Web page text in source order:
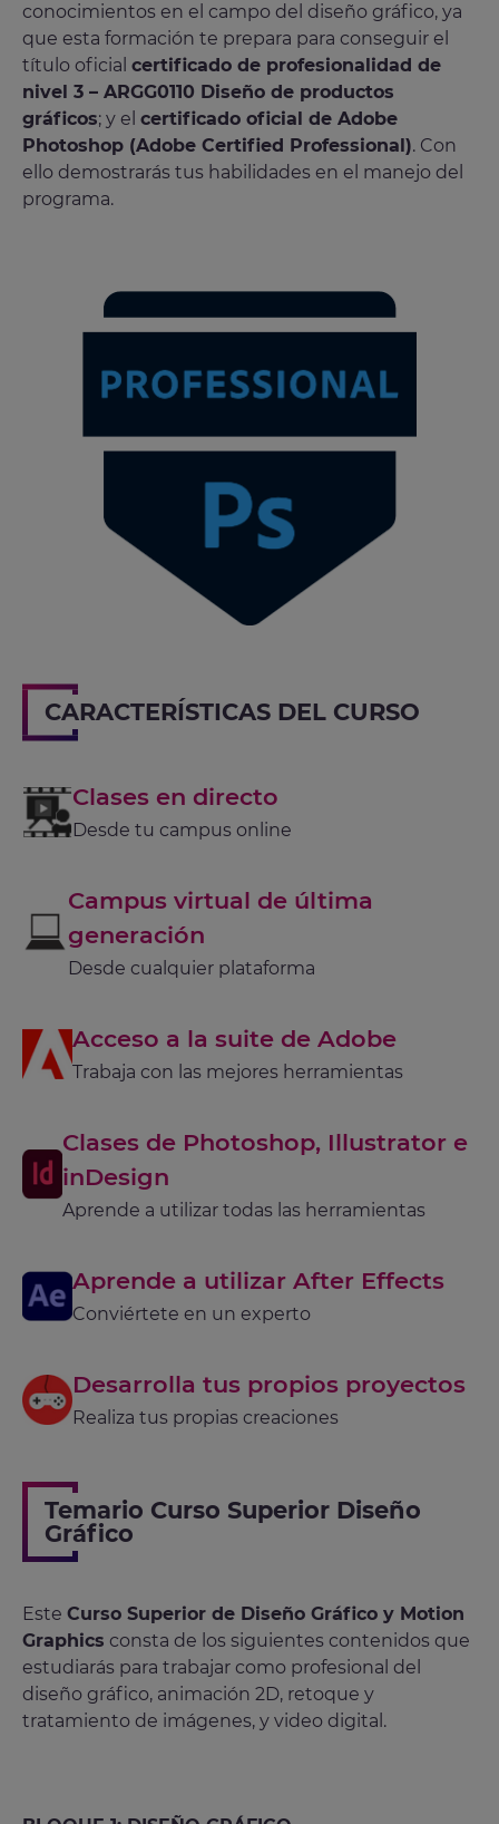
conocimientos en el campo del diseño gráfico, ya
que esta formación te prepara para conseguir el
título oficial certificado de profesionalidad de
nivel 3 – ARGG0110 Diseño de productos
gráficos; y el certificado oficial de Adobe
Photoshop (Adobe Certified Professional). Con
ello demostrarás tus habilidades en el manejo del
programa.
CARACTERÍSTICAS DEL CURSO
Clases en directo
Desde tu campus online
Campus virtual de última
generación
Desde cualquier plataforma
Acceso a la suite de Adobe
Trabaja con las mejores herramientas
Clases de Photoshop, Illustrator e
inDesign
Aprende a utilizar todas las herramientas
Aprende a utilizar After Effects
Conviértete en un experto
Desarrolla tus propios proyectos
Realiza tus propias creaciones
Temario Curso Superior Diseño
Gráfico
Este Curso Superior de Diseño Gráfico y Motion
Graphics consta de los siguientes contenidos que
estudiarás para trabajar como profesional del
diseño gráfico, animación 2D, retoque y
tratamiento de imágenes, y video digital.